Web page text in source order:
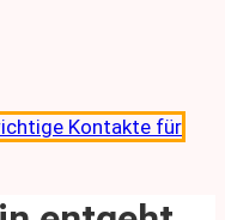
Kontakte für